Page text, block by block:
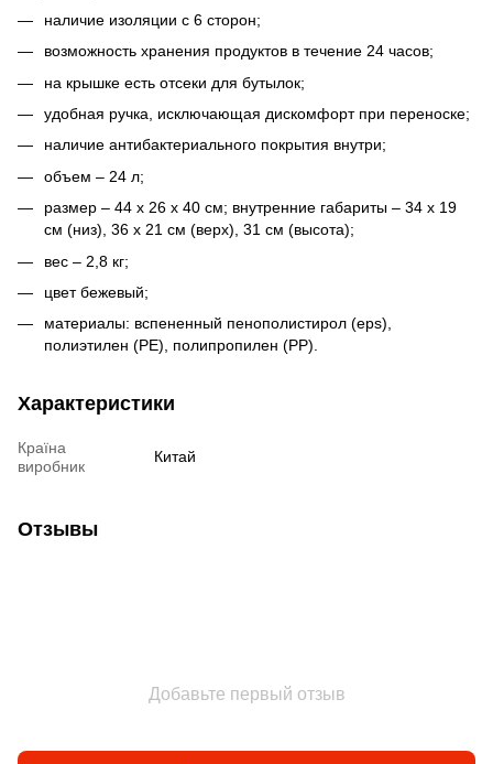
наличие изоляции с 6 сторон;
возможность хранения продуктов в течение 24 часов;
на крышке есть отсеки для бутылок;
удобная ручка, исключающая дискомфорт при переноске;
наличие антибактериального покрытия внутри;
объем – 24 л;
размер – 44 х 26 х 40 см; внутренние габариты – 34 x 19
см (низ), 36 x 21 см (верх), 31 см (высота);
вес – 2,8 кг;
цвет бежевый;
материалы: вспененный пенополистирол (eps),
полиэтилен (PE), полипропилен (РР).
Характеристики
Країна
виробник
Китай
Отзывы
Добавьте первый отзыв